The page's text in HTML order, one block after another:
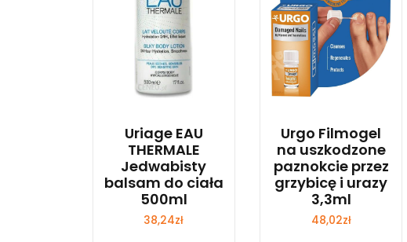
Uriage EAU
THERMALE
Jedwabisty
balsam do ciała
500ml
38,24zł
Urgo Filmogel
na uszkodzone
paznokcie przez
grzybicę i urazy
3,3ml
48,02zł